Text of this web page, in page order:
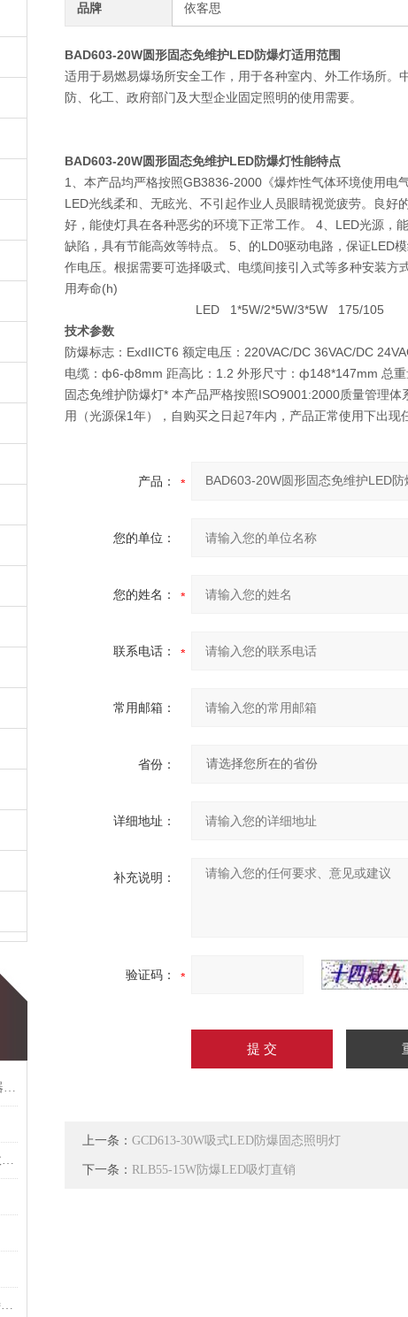
定期维护保养100A塑壳防爆断路器能帮助用户正确管理
及时解决BXK化工厂防爆控制箱故障是保障安全生产的关键
铝壳防爆分线箱各组成部件功能特点的详细介绍
品牌 依客思
BAD603-20W圆形固态免维护LED防爆灯适用范围
适用于易燃易爆场所安全工作，用于各种室内、外工作场所
防、化工、政府部门及大型企业固定照明的使用需要。
BAD603-20W圆形固态免维护LED防爆灯性能特点
1、本产品均严格按照GB3836-2000《爆炸性气体环境使用
LED光线柔和、无眩光、不引起作业人员眼睛视觉疲劳。良
好，能使灯具在各种恶劣的环境下正常工作。 4、LED光源，
缺陷，具有节能高效等特点。 5、的LD0驱动电路，保证LED
作电压。根据需要可选择吸式、电缆间接引入式等多种安装方式
用寿命(h)
LED 1*5W/2*5W/3*5W 175/105
技术参数
防爆标志：ExdIICT6 额定电压：220VAC/DC 36VAC/DC
电缆：ф6-ф8mm 距高比：1.2 外形尺寸：ф148*147mm 总重
固态免维护防爆灯* 本产品严格按照ISO9001:2000质量管理
用（光源保1年），自购买之日起7年内，产品正常使用下出现
产品：
您的单位：
您的姓名：
联系电话：
常用邮箱：
省份：
详细地址：
补充说明：
验证码：
上一条： GCD613-30W吸式LED防爆固态照明灯
下一条： RLB55-15W防爆LED吸灯直销